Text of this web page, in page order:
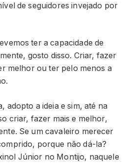
de seguidores invejado por
ter a capacidade de
gosto disso. Criar, fazer
melhor ou ter pelo menos a
adopto a ideia e sim, até na
criar, fazer mais e melhor,
Se um cavaleiro merecer
porque não dá-la?
Júnior no Montijo, naquele